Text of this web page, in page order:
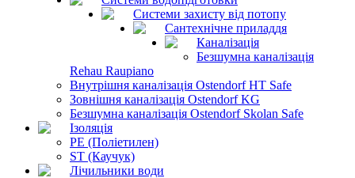
Системи захисту від потопу
Сантехнічне приладдя
Каналізація
Безшумна каналізація
Rehau Raupiano
Внутрішня каналізація Ostendorf HT Safe
Зовнішня каналізація Ostendorf KG
Безшумна каналізація Ostendorf Skolan Safe
Ізоляція
PE (Поліетилен)
ST (Каучук)
Лічильники води